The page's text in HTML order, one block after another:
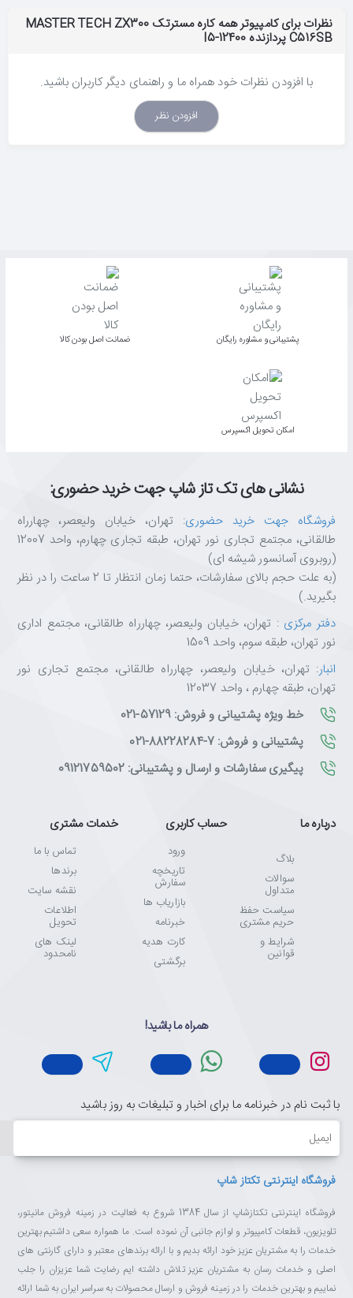
نظرات برای کامپیوتر همه کاره مسترتک MASTER TECH ZX300
C516SB پردازنده I5-12400
با افزودن نظرات خود همراه ما و راهنمای دیگر کاربران باشید.
افزودن نظر
پشتیبانی و مشاوره رایگان ﺿﻤﺎﻧﺖ اﺻﻞ ﺑﻮدن ﮐﺎﻟﺎ
اﻣﮑﺎن ﺗﺤﻮﯾﻞ اﮐﺴﭙﺮس
نشانی های تک تاز شاپ جهت خرید حضوری:
فروشگاه جهت خرید حضوری: تهران، خیابان ولیعصر، چهارراه
طالقانی، مجتمع تجاری نور تهران، طبقه تجاری چهارم، واحد 12007
(روبروی آسانسور شیشه ای)
(به علت حجم بالای سفارشات، حتما زمان انتظار تا 2 ساعت را در نظر
بگیرید.)
دفتر مرکزی : تهران، خیابان ولیعصر، چهارراه طالقانی، مجتمع اداری
نور تهران، طبقه سوم، واحد 1509
انبار: تهران، خیابان ولیعصر، چهارراه طالقانی، مجتمع تجاری نور
تهران، طبقه چهارم ، واحد 12037
خط ویژه پشتیبانی و فروش: 57129-021
پشتیبانی و فروش: 7-88228284-021
پیگیری سفارشات و ارسال و پشتیبانی: 09121759502
درباره ما
بلاگ
سوالات
متداول
سیاست حفظ
حریم مشتری
شرایط و
قوانین
حساب کاربری
ورود
تاریخچه
سفارش
بازاریاب ها
خبرنامه
کارت هدیه
برگشتی
خدمات مشتری
تماس با ما
برندها
نقشه سایت
اطلاعات
تحویل
لینک های
نامحدود
همراه ما باشید!
با ثبت نام در خبرنامه ما برای اخبار و تبلیغات به روز باشید
ایمیل
فروشگاه اینترنتی تکتاز شاپ
فروشگاه اینترنتی تکتازشاپ از سال 1384 شروع به فعالیت در زمینه فروش مانیتور،
تلویزیون، قطعات کامپیوتر و لوازم جانبی آن نموده است. ما همواره سعی داشتیم بهترین
خدمات را به مشتریان عزیز خود ارائه بدیم و با ارائه برندهای معتبر و دارای گارنتی های
اصلی و خدمات رسان به مشتریان عزیز تلاش داشته ایم رضایت شما عزیزان را جلب
نماییم و بهترین خدمات را در زمینه فروش و ارسال محصولات به سراسر ایران به شما ارائه